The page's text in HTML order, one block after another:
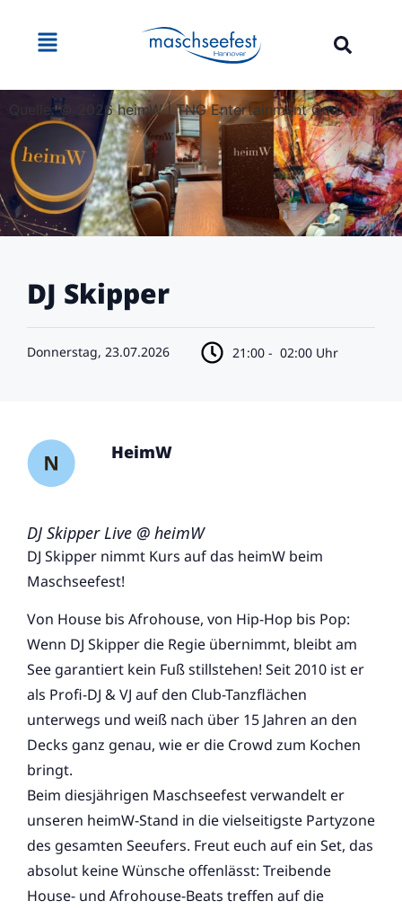
Quelle: © 2026 heimW | TNG Entertainment GmbH
DJ Skipper
Donnerstag, 23.07.2026 21:00 - 02:00 Uhr
HeimW
DJ Skipper Live @ heimW
DJ Skipper nimmt Kurs auf das heimW beim
Maschseefest!
Von House bis Afrohouse, von Hip-Hop bis Pop:
Wenn DJ Skipper die Regie übernimmt, bleibt am
See garantiert kein Fuß stillstehen! Seit 2010 ist er
als Profi-DJ & VJ auf den Club-Tanzflächen
unterwegs und weiß nach über 15 Jahren an den
Decks ganz genau, wie er die Crowd zum Kochen
bringt.
Beim diesjährigen Maschseefest verwandelt er
unseren heimW-Stand in die vielseitigste Partyzone
des gesamten Seeufers. Freut euch auf ein Set, das
absolut keine Wünsche offenlässt: Treibende
House- und Afrohouse-Beats treffen auf die